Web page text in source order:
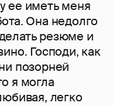
ее иметь меня
Она недолго
резюме и
Господи, как
позорней
я могла
легко